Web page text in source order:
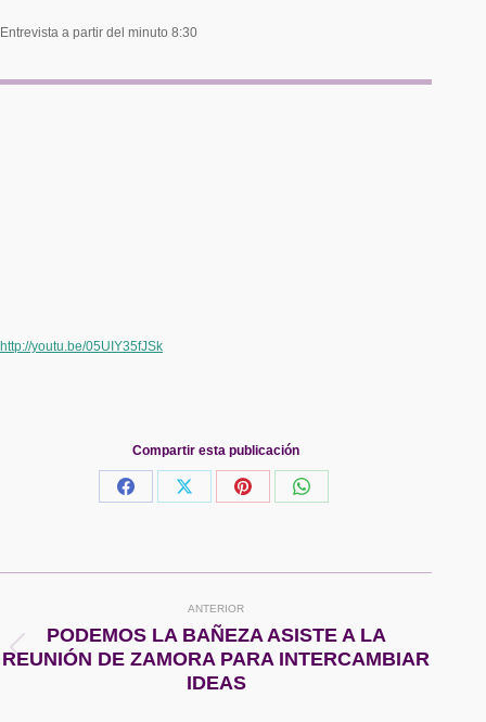
Entrevista a partir del minuto 8:30
http://youtu.be/05UIY35fJSk
Compartir esta publicación
Share
Share
Share
Share
entre
publicaciones
ANTERIOR
Publicación
PODEMOS LA BAÑEZA ASISTE A LA
REUNIÓN DE ZAMORA PARA INTERCAMBIAR
IDEAS